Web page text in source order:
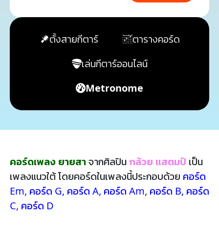
ตั้งสายกีตาร์
ตารางคอร์ด
เล่นกีตาร์ออนไลน์
Metronome
คอร์ดเพลง ยายสาจากศิลปิน กล้วย แสตมป์ เป็น
เพลงแนวใต้ โดยคอร์ดในเพลงนี้ประกอบด้วย คอร์ด
Em, คอร์ด G, คอร์ด A, คอร์ด Am, คอร์ด B, คอร์ด
C, คอร์ด D